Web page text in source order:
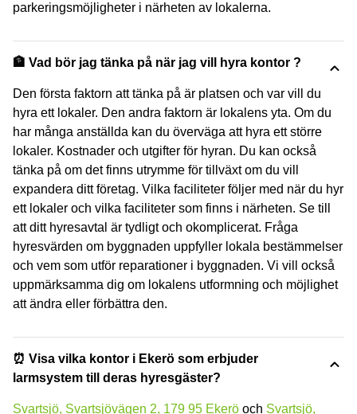
parkeringsmöjligheter i närheten av lokalerna.
🏦 Vad bör jag tänka på när jag vill hyra kontor ?
Den första faktorn att tänka på är platsen och var vill du
hyra ett lokaler. Den andra faktorn är lokalens yta. Om du
har många anställda kan du överväga att hyra ett större
lokaler. Kostnader och utgifter för hyran. Du kan också
tänka på om det finns utrymme för tillväxt om du vill
expandera ditt företag. Vilka faciliteter följer med när du hyr
ett lokaler och vilka faciliteter som finns i närheten. Se till
att ditt hyresavtal är tydligt och okomplicerat. Fråga
hyresvärden om byggnaden uppfyller lokala bestämmelser
och vem som utför reparationer i byggnaden. Vi vill också
uppmärksamma dig om lokalens utformning och möjlighet
att ändra eller förbättra den.
⏰ Visa vilka kontor i Ekerö som erbjuder
larmsystem till deras hyresgäster?
Svartsjö, Svartsjövägen 2, 179 95 Ekerö och Svartsjö,